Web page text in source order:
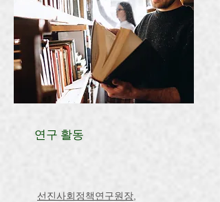
연구 활동
선진사회정책연구원장